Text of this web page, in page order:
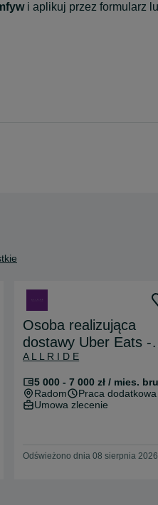
i aplikuj przez formularz
Osoba realizująca
dostawy Uber Eats -
praca i plecak od
zaraz!
A L L R I D E
5 000 - 7 000 zł / mies.
Radom
Praca dodatkowa
Umowa zlecenie
Odświeżono dnia 08 sierpnia 2026